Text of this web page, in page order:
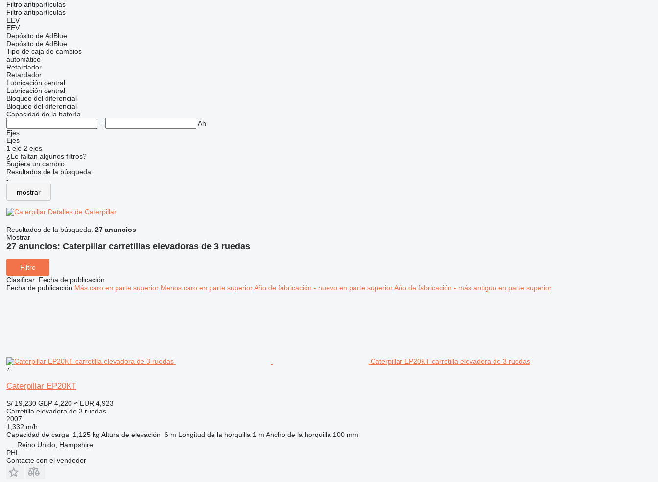
Filtro antipartículas
Filtro antipartículas
EEV
EEV
Depósito de AdBlue
Depósito de AdBlue
Tipo de caja de cambios
automático
Retardador
Retardador
Lubricación central
Lubricación central
Bloqueo del diferencial
Bloqueo del diferencial
Capacidad de la batería
–
Ah
Ejes
Ejes
1 eje 2 ejes
¿Le faltan algunos filtros?
Sugiera un cambio
Resultados de la búsqueda:
-
mostrar
Detalles de Caterpillar
Resultados de la búsqueda: 27 anuncios
Mostrar
27 anuncios: Caterpillar carretillas elevadoras de 3 ruedas
Filtro
Clasificar: Fecha de publicación
Fecha de publicación Más caro en parte superior Menos caro en parte superior Año de fabricación - nuevo en parte superior Año de fabricación - más antiguo en parte superior
Caterpillar EP20KT carretilla elevadora de 3 ruedas
7
Caterpillar EP20KT
S/ 19,230 GBP 4,220 ≈ EUR 4,923
Carretilla elevadora de 3 ruedas
2007
1,332 m/h
Capacidad de carga
1,125 kg Altura de elevación 6 m Longitud de la horquilla 1 m Ancho de la horquilla 100 mm
Reino Unido, Hampshire
PHL
Contacte con el vendedor